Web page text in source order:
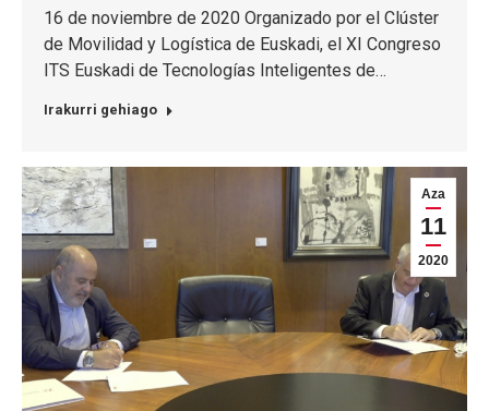
16 de noviembre de 2020 Organizado por el Clúster
de Movilidad y Logística de Euskadi, el XI Congreso
ITS Euskadi de Tecnologías Inteligentes de…
Irakurri gehiago
Aza
11
2020